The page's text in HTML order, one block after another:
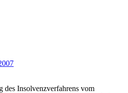
des Insolvenzverfahrens vom